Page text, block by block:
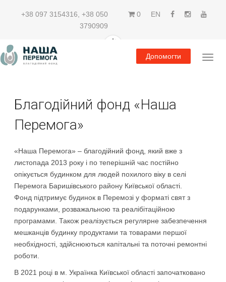
+38 097 3154316 +38 050
3790909
0 EN
Допомогти
Благодійний фонд «Наша
Перемога»
«Наша Перемога» – благодійний фонд, який вже з
листопада 2013 року і по теперішній час постійно
опікується будинком для людей похилого віку в селі
Перемога Баришівського району Київської області.
Фонд підтримує будинок в Перемозі у форматі свят з
подарунками, розважальною та реалібітаційною
програмами. Також реалізується регулярне забезпечення
мешканців будинку продуктами та товарами першої
необхідності, здійснюються капітальні та поточні ремонтні
роботи.
В 2021 році в м. Українка Київської області започатковано